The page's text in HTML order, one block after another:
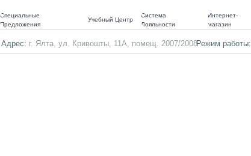
Адрес: г. Ялта, ул. Кривошты, 11А, помещ. 2007/2008Режим работы:
Специальные
Предложения
Учебный Центр
Система
Лояльности
Интернет-
магазин